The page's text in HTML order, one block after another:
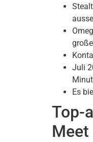
Juli
Es
Top-
Meet